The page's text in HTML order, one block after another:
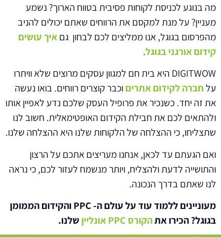
מה בנוגע לכניסת לקוחות פסיבית בטווח הארוך? נשמע
מעניין? על מנת למקסם את הרווחים שאתם יכולים להניב
מהפרסום בגוגל, אנו ממליצים לכם לבחון גםאיך עושים
קידום אורגני בגוגל.
DIGITWOW היא בית חם למגוון עסקים מרוצים שלא וויתרו
עלחברה לקידום אתרים וכבר קוצרים רווחים. בואו נעשה
את זה יחד. כשנכיר את פרופיל העסק שלכם נדע לאפיין אותו
ולהתאים לכם את חבילת הקידום האופטימאלית. חשוב לנו
שתצליחו, כי ההצלחה של הלקוחות שלנו היא ההצלחה שלנו.
ואם הגעתם עד לכאן, אנחנו מעריצים אתכם על הרצון
והתושייה לדעת ולהצליח, ויותר מנשמח לעזור לכם, כי נראה
לנו שאתם בדרך הנכונה.
מעוניינים ללמוד עוד על עולם ה- PPC והקידום הממומן
בגוגל? הכירו אתהקורס PPC אונליין שלנו.